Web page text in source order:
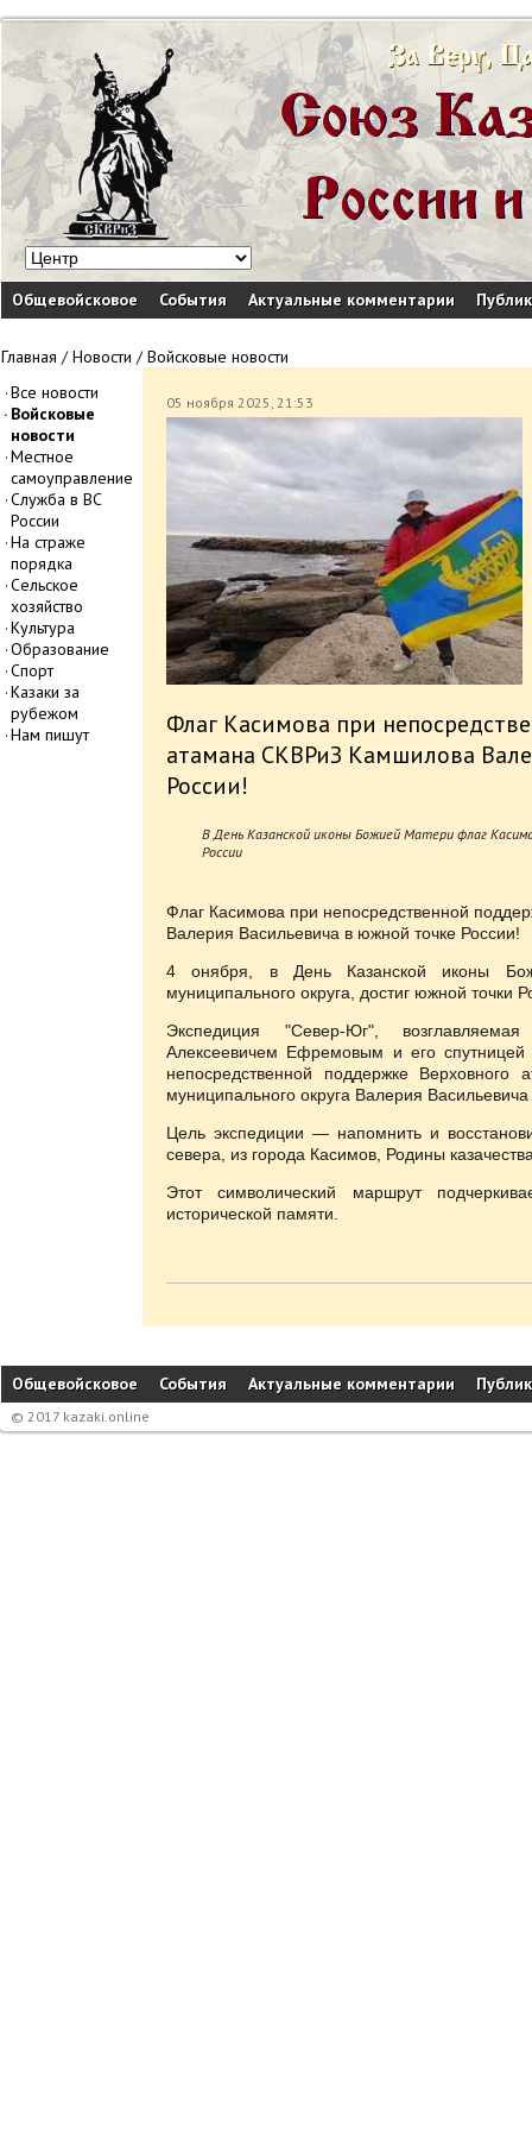
Общевойсковое События Актуальные комментарии
Главная /Новости /Войсковые новости
Все новости
Войсковые
новости
Местное
самоуправление
Служба в ВС
России
На страже
порядка
Сельское
хозяйство
Культура
Образование
Спорт
Казаки за
рубежом
Нам пишут
05 ноября 2025, 21:53
Флаг Касимова при
атамана СКВРиЗ Камшилова
России!
В День Казанской иконы Божией Матери флаг
России
Флаг Касимова при непосредственной
Валерия Васильевича в южной точке России!
4 онября, в День Казанской иконы
муниципального округа, достиг южной точки
Экспедиция "Север-Юг",
Алексеевичем Ефремовым и его
непосредственной поддержке
муниципального округа Валерия
Цель экспедиции — напомнить и
севера, из города Касимов, Родины
Этот символический маршрут
исторической памяти.
Общевойсковое События Актуальные комментарии
© 2017 kazaki.online